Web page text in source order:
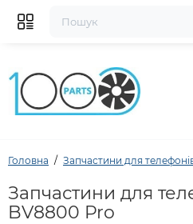
Головна Запчастини для
Запчастини для
BV8800 Pro